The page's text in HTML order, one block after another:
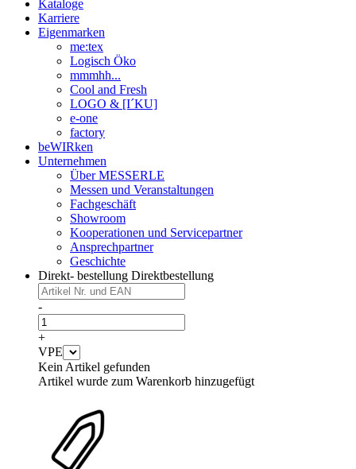
Kataloge
Karriere
Eigenmarken
me:tex
Logisch Öko
mmmhh...
Cool and Fresh
LOGO & [I´KU]
e-one
factory
beWIRken
Unternehmen
Über MESSERLE
Messen und Veranstaltungen
Fachgeschäft
Showroom
Kooperationen und Servicepartner
Ansprechpartner
Geschichte
Direkt- bestellung Direktbestellung
-
+
VPE
Kein Artikel gefunden
Artikel wurde zum Warenkorb hinzugefügt